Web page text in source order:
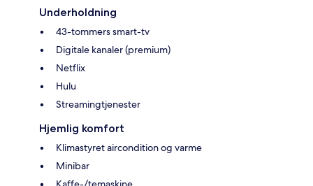
Underholdning
43-tommers smart-tv
Digitale kanaler (premium)
Netflix
Hulu
Streamingtjenester
Hjemlig komfort
Klimastyret aircondition og varme
Minibar